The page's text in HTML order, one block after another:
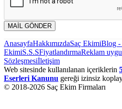
MAİL GÖNDER
AnasayfaHakkımızdaSaç EkimiBlog -
EkimiS.S.SFiyatlandırmaReklam
Sözleşmesiİletişim
Web sitesinde kullanılanan içeriklerin
Eserleri Kanunu gereği izinsiz
© 2018-2026 Saç Ekim Firmaları